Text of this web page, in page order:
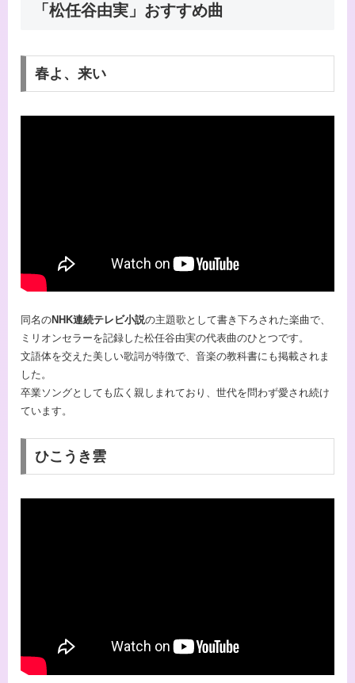
「松任谷由実」おすすめ曲
春よ、来い
同名のNHK連続テレビ小説の主題歌として書き下ろされた楽曲で、
ミリオンセラーを記録した松任谷由実の代表曲のひとつです。
文語体を交えた美しい歌詞が特徴で、音楽の教科書にも掲載されま
した。
卒業ソングとしても広く親しまれており、世代を問わず愛され続け
ています。
ひこうき雲